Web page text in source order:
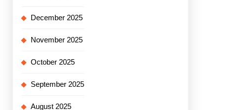
December 2025
November 2025
October 2025
September 2025
August 2025